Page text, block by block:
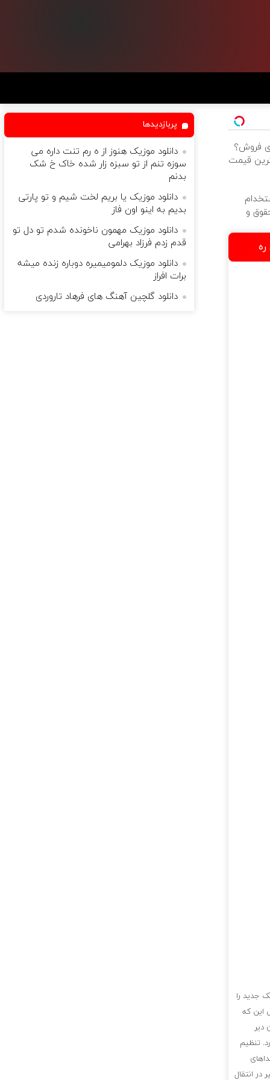
برای فروش؟
قیمت
و
جدید را
این که
دیر
تنظیم
انتقال
پربازدیدها
دانلود موزیک هنوز از ه رم تنت داره می
سوزه تنم از تو سبزه زار شده خاک خ شک
بدنم
دانلود موزیک یا بریم لخت شیم و تو پارتی
بدیم به اینو اون فاز
دانلود موزیک مهمون ناخونده شدم تو دل تو
قدم زدم فرزاد بهرامی
دانلود موزیک دلمومیمیره دوباره زنده میشه
برات افراز
دانلود گلچین آهنگ های فرهاد تاروردی